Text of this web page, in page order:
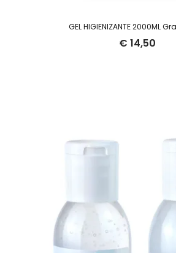
GEL HIGIENIZANTE 2000ML
€ 14,50